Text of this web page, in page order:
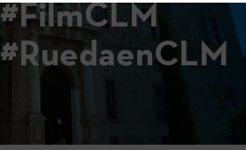
#FilmCLM
#RuedaenCLM